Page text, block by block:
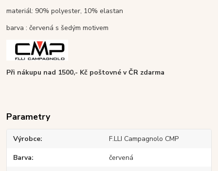
materiál: 90% polyester, 10% elastan
barva : červená s šedým motivem
Při nákupu nad 1500,- Kč poštovné v ČR zdarma
Parametry
Výrobce F.LLI Campagnolo CMP
Barva červená